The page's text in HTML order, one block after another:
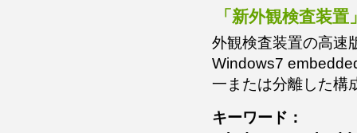
「新外観検査装置
外観検査装置の高速
Windows7
一または分離した構
キーワード：